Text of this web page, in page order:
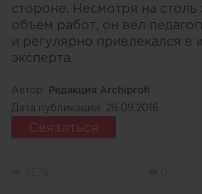
стороне. Несмотря на столь
объем работ, он вел
и регулярно привлекался в
эксперта.
Автор: Редакция Archiprofi
Дата публикации: 28.09.2016
Связаться